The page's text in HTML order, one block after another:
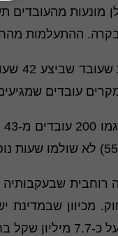
מהעובדים תשלומי שעות
בקרה. ההתעלמות
לרף ה-42 שעות ביום ה', השעות ביום ו'
שהחברה משלמת את ההפרשים.